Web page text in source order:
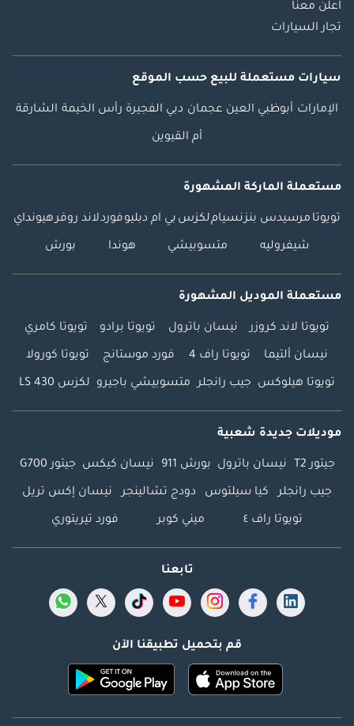
اعلن معنا
تجار السيارات
سيارات مستعملة للبيع حسب الموقع
الإمارات أبوظبي العين عجمان دبي الفجيرة رأس الخيمة الشارقة
أم القيوين
مستعملة الماركة المشهورة
تويوتا مرسيدس بنزنسياملكزس بي ام دبليوفوردلاند روفرهيونداي
شيفروليه متسوبيشي هوندا بورش
مستعملة الموديل المشهورة
تويوتا لاند كروزر نيسان باترول تويوتا برادو تويوتا كامري
نيسان ألتيما تويوتا راف 4 فورد موستانج تويوتا كورولا
تويوتا هيلوكس جيب رانجلر متسوبيشي باجيرو لكزس LS 430
موديلات جديدة شعبية
جيتور T2 نيسان باترول بورش 911 نيسان كيكس جيتور G700
جيب رانجلر كيا سيلتوس دودج تشالينجر نيسان إكس تريل
تويوتا راف ٤ ميني كوبر فورد تيريتوري
تابعنا
قم بتحميل تطبيقنا الآن